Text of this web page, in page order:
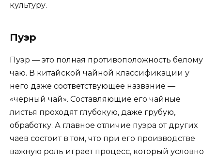
культуру.
Пуэр
Пуэр — это полная противоположность белому
чаю. В китайской чайной классификации у
него даже соответствующее название —
«черный чай». Составляющие его чайные
листья проходят глубокую, даже грубую,
обработку. А главное отличие пуэра от других
чаев состоит в том, что при его производстве
важную роль играет процесс, который условно